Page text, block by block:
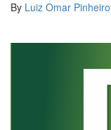
By Luiz Omar Pinheiro